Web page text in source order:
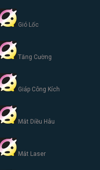
Gió Lốc
Tăng Cường
Giáp Công Kích
Mắt Diều Hâu
Mắt Laser